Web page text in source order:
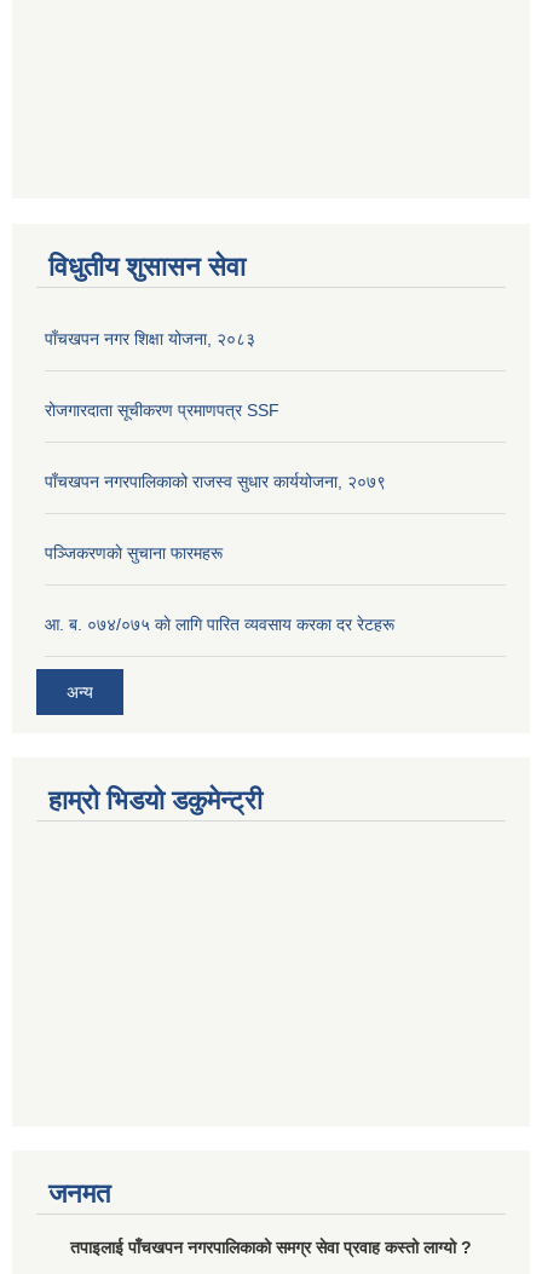
विधुतीय शुसासन सेवा
पाँचखपन नगर शिक्षा योजना, २०८३
रोजगारदाता सूचीकरण प्रमाणपत्र SSF
पाँचखपन नगरपालिकाको राजस्व सुधार कार्ययोजना, २०७९
पञ्जिकरणकाे सुचाना फारमहरू
आ. ब. ०७४/०७५ काे लागि पारित व्यवसाय करका दर रेटहरू
अन्य
हाम्रो भिडयो डकुमेन्ट्री
जनमत
तपाइलाई पाँचखपन नगरपालिकाको समग्र सेवा प्रवाह कस्तो लाग्यो ?